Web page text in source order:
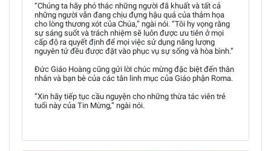
“Chúng ta hãy phó thác những người đã khuất và tất cả
những người vẫn đang chịu đựng hậu quả của thảm họa
cho lòng thương xót của Chúa,” ngài nói. “Tôi hy vọng rằng
sự sáng suốt và trách nhiệm sẽ luôn được ưu tiên ở mọi
cấp độ ra quyết định để mọi việc sử dụng năng lượng
nguyên tử đều được đặt vào phục vụ sự sống và hòa bình.”
Đức Giáo Hoàng cũng gửi lời chúc mừng đặc biệt đến thân
nhân và bạn bè của các tân linh mục của Giáo phận Roma.
“Xin hãy tiếp tục cầu nguyện cho những thừa tác viên trẻ
tuổi này của Tin Mừng,” ngài nói.